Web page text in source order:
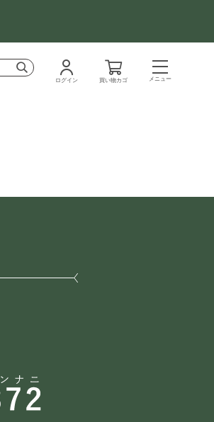
ログイン 買い物カゴ メニュー